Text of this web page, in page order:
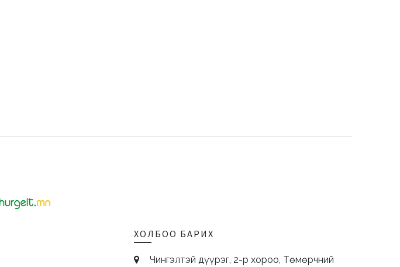
ХОЛБОО БАРИХ
Чингэлтэй дүүрэг, 2-р хороо, Төмөрчний